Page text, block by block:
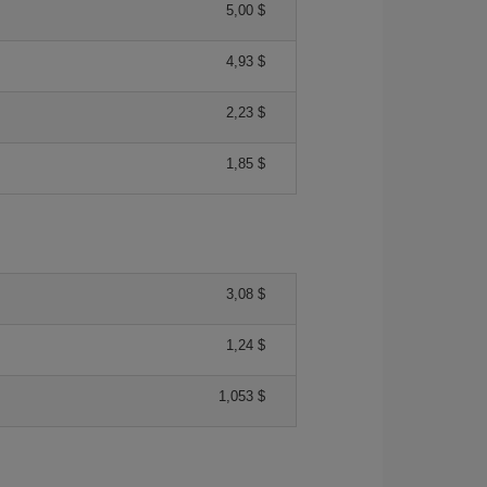
5,00 $
4,93 $
2,23 $
1,85 $
3,08 $
1,24 $
1,053 $